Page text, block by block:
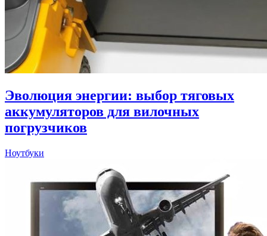
Эволюция энергии: выбор тяговых
аккумуляторов для вилочных
погрузчиков
Ноутбуки